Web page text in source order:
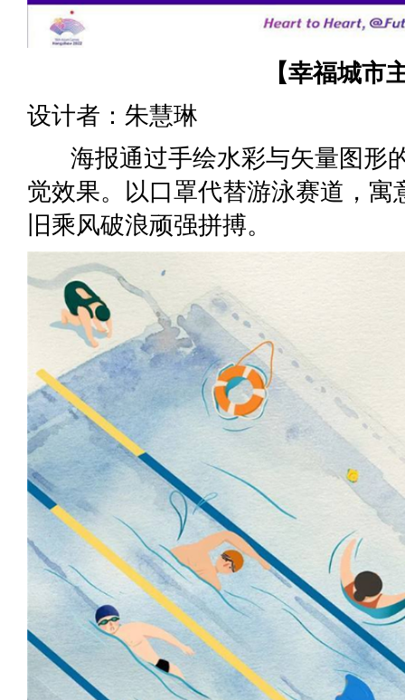
【幸福城市
设计者：朱慧琳
海报通过手绘水彩与矢量图形
觉效果。以口罩代替游泳赛道，
旧乘风破浪顽强拼搏。